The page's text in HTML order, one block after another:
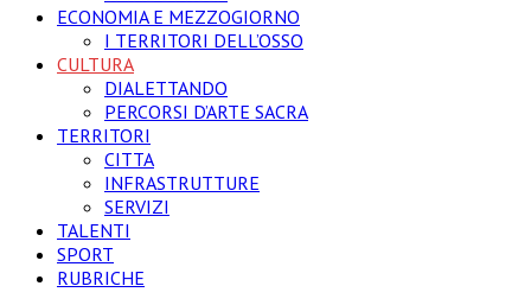
ECONOMIA E MEZZOGIORNO
I TERRITORI DELL’OSSO
CULTURA
DIALETTANDO
PERCORSI D’ARTE SACRA
TERRITORI
CITTA
INFRASTRUTTURE
SERVIZI
TALENTI
SPORT
RUBRICHE